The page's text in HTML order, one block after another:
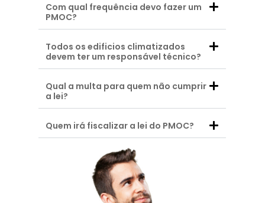
Com qual frequência devo fazer um
PMOC?
Todos os edificios climatizados
devem ter um responsável técnico?
Qual a multa para quem não cumprir
a lei?
Quem irá fiscalizar a lei do PMOC?